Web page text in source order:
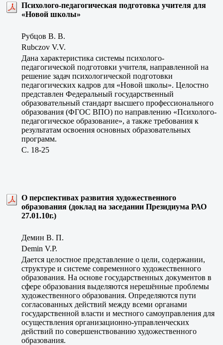
Психолого-педагогическая подготовка учителя для
«Новой школы»
Рубцов В. В.
Rubczov V.V.
Дана характеристика системы психолого-
педагогической подготовки учителя, направленной на
решение задач психологической подготовки
педагогических кадров для «Новой школы». Целостно
представлен Федеральный государственный
образовательный стандарт высшего профессионального
образования (ФГОС ВПО) по направлению «Психолого-
педагогическое образование», а также требования к
результатам освоения основных образовательных
программ.
C. 18-25
О перспективах развития художественного
образования (доклад на заседании Президиума РАО
27.01.10г.)
Демин В. П.
Demin V.P.
Дается целостное представление о цели, содержании,
структуре и системе современного художественного
образования. На основе государственных документов в
сфере образования выделяются нерешённые проблемы
художественного образования. Определяются пути
согласованных действий между всеми органами
государственной власти и местного самоуправления для
осуществления организационно-управленческих
действий по совершенствованию художественного
образования.